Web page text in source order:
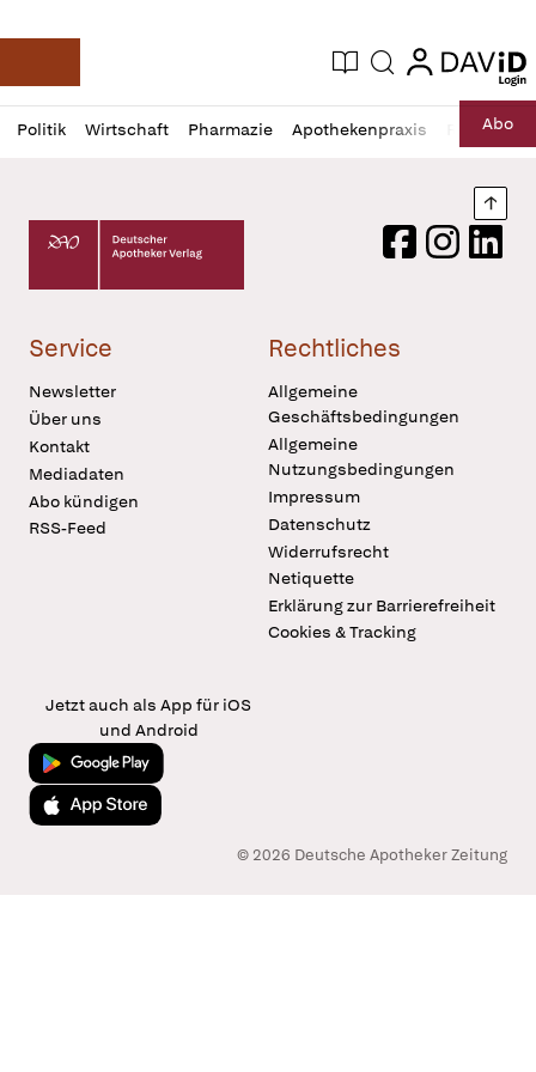
Deutsche Apotheker Zeitung
Aktuelle Ausgabe
Suche login
login
Politik Wirtschaft Pharmazie Apothekenpraxis RechtAbo
Profil
öffnen
Daz
Pur
Deutscher Apotheker Verlag Logo
FacebookInstagram
Service
Newsletter
Über uns
Kontakt
Mediadaten
Abo kündigen
RSS-Feed
Rechtliches
Allgemeine
Geschäftsbedingungen
Allgemeine
Nutzungsbedingungen
Impressum
Datenschutz
Widerrufsrecht
Netiquette
Erklärung zur Barrierefreiheit
Cookies & Tracking
Jetzt auch als App für iOS
und Android
Jetzt bei Google Play
Laden im App Store
© 2026 Deutsche Apotheker Zeitung